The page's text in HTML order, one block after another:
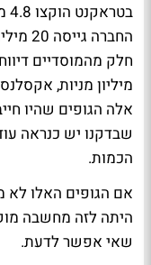
הכמות.
אם הגופים האלו לא
היתה לזה מחשבה
שאי אפשר לדעת.